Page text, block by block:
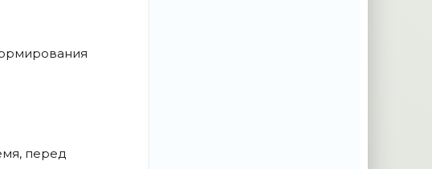
перед